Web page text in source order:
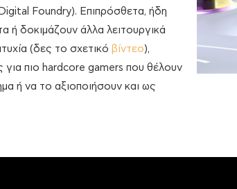
Foundry). Επιπρόσθετα, ήδη
ή δοκιμάζουν άλλα λειτουργικά
(δες το σχετικό βίντεο),
για πιο hardcore gamers που θέλουν
ή να το αξιοποιήσουν και ως